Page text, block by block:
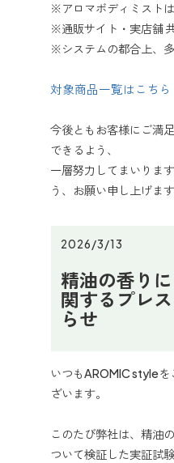
※アロマボディミスト
※通販サイト・実店舗
※システムの都合上、
対象商品一覧はこちら
今後ともお客様にご満
できるよう、
一層努力してまいりま
う、お願い申し上げます
2026/3/13
精油の香り
関するプレ
らせ
いつもAROMIC style
ざいます。
このたび弊社は、精油
ついて検証した実証試